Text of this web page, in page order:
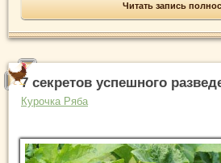
Читать запись
7 секретов успешного
Курочка Ряба